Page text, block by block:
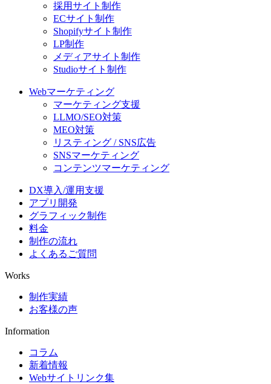
採用サイト制作
ECサイト制作
Shopifyサイト制作
LP制作
メディアサイト制作
Studioサイト制作
Webマーケティング
マーケティング支援
LLMO/SEO対策
MEO対策
リスティング / SNS広告
SNSマーケティング
コンテンツマーケティング
DX導入/運用支援
アプリ開発
グラフィック制作
料金
制作の流れ
よくあるご質問
Works
制作実績
お客様の声
Information
コラム
新着情報
Webサイトリンク集